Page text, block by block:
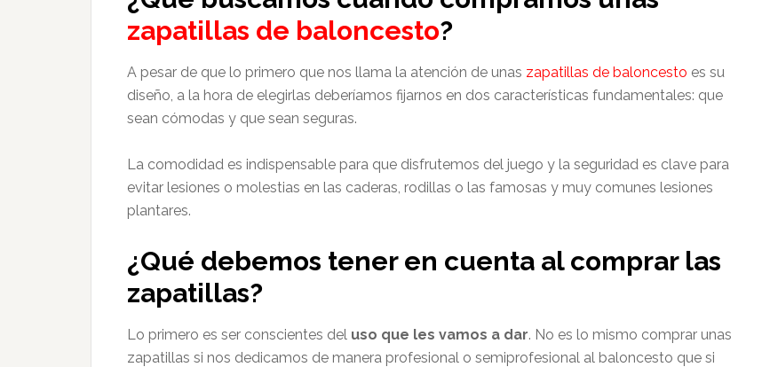
zapatillas de baloncesto?
A pesar de que lo primero que nos llama la atención de unas zapatillas de baloncesto es su
diseño, a la hora de elegirlas deberíamos fijarnos en dos características fundamentales: que
sean cómodas y que sean seguras.
La comodidad es indispensable para que disfrutemos del juego y la seguridad es clave para
evitar lesiones o molestias en las caderas, rodillas o las famosas y muy comunes lesiones
plantares.
¿Qué debemos tener en cuenta al comprar las
zapatillas?
Lo primero es ser conscientes del uso que les vamos a dar. No es lo mismo comprar unas
zapatillas si nos dedicamos de manera profesional o semiprofesional al baloncesto que si